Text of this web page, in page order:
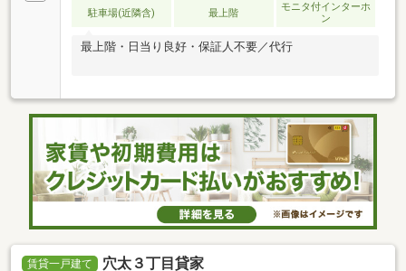
駐車場(近隣含) 最上階
モニタ付インターホ
ン
最上階・日当り良好・保証人不要／代行
賃貸一戸建て 穴太３丁目貸家